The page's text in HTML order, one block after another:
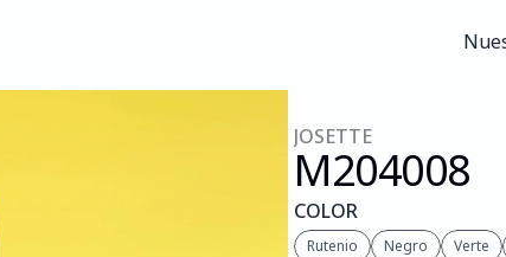
JOSETTE
M204008
COLOR
Rutenio Negro Verte